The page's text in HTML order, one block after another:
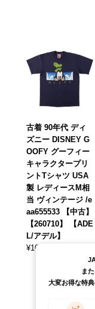
古着 90年代 ディ
ズニー DISNEY G
OOFY グーフィー
キャラクタープリ
ントTシャツ USA
製 レディースM相
当 ヴィンテージ /e
aa655533 【中古】
【260710】 【ADE
L/アデル】
¥10,890
ま
大変お得な特